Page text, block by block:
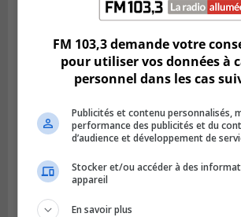
GREENFIELD PARK
Publié le 6 août 2026 à 13h45
Greenfield Park veut s’armer
FM 103,3 demande votre
pour utiliser vos données à
personnel dans les cas
Publicités et contenu personnalisés,
performance des publicités et du
d’audience et développement de
Stocker et/ou accéder à des
appareil
En savoir plus